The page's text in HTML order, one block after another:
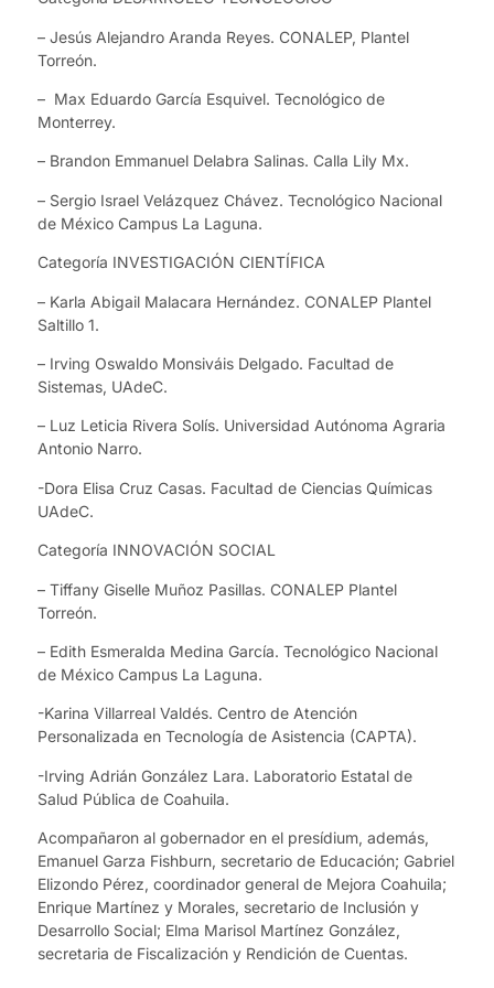
– Jesús Alejandro Aranda Reyes. CONALEP, Plantel
Torreón.
– Max Eduardo García Esquivel. Tecnológico de
Monterrey.
– Brandon Emmanuel Delabra Salinas. Calla Lily Mx.
– Sergio Israel Velázquez Chávez. Tecnológico Nacional
de México Campus La Laguna.
Categoría INVESTIGACIÓN CIENTÍFICA
– Karla Abigail Malacara Hernández. CONALEP Plantel
Saltillo 1.
– Irving Oswaldo Monsiváis Delgado. Facultad de
Sistemas, UAdeC.
– Luz Leticia Rivera Solís. Universidad Autónoma Agraria
Antonio Narro.
-Dora Elisa Cruz Casas. Facultad de Ciencias Químicas
UAdeC.
Categoría INNOVACIÓN SOCIAL
– Tiffany Giselle Muñoz Pasillas. CONALEP Plantel
Torreón.
– Edith Esmeralda Medina García. Tecnológico Nacional
de México Campus La Laguna.
-Karina Villarreal Valdés. Centro de Atención
Personalizada en Tecnología de Asistencia (CAPTA).
-Irving Adrián González Lara. Laboratorio Estatal de
Salud Pública de Coahuila.
Acompañaron al gobernador en el presídium, además,
Emanuel Garza Fishburn, secretario de Educación; Gabriel
Elizondo Pérez, coordinador general de Mejora Coahuila;
Enrique Martínez y Morales, secretario de Inclusión y
Desarrollo Social; Elma Marisol Martínez González,
secretaria de Fiscalización y Rendición de Cuentas.